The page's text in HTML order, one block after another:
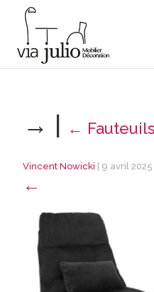
→ | ← Fauteuils
Vincent Nowicki 9 avril 2025
←